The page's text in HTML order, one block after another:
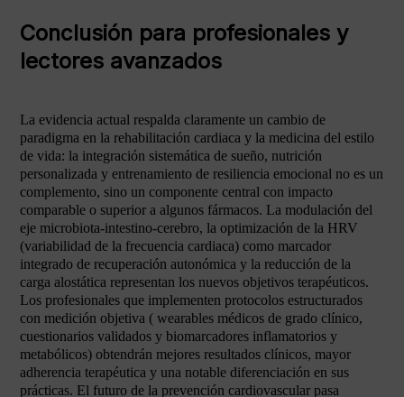
Conclusión para profesionales y
lectores avanzados
La evidencia actual respalda claramente un cambio de
paradigma en la rehabilitación cardiaca y la medicina del estilo
de vida: la integración sistemática de sueño, nutrición
personalizada y entrenamiento de resiliencia emocional no es un
complemento, sino un componente central con impacto
comparable o superior a algunos fármacos. La modulación del
eje microbiota-intestino-cerebro, la optimización de la HRV
(variabilidad de la frecuencia cardiaca) como marcador
integrado de recuperación autonómica y la reducción de la
carga alostática representan los nuevos objetivos terapéuticos.
Los profesionales que implementen protocolos estructurados
con medición objetiva ( wearables médicos de grado clínico,
cuestionarios validados y biomarcadores inflamatorios y
metabólicos) obtendrán mejores resultados clínicos, mayor
adherencia terapéutica y una notable diferenciación en sus
prácticas. El futuro de la prevención cardiovascular pasa